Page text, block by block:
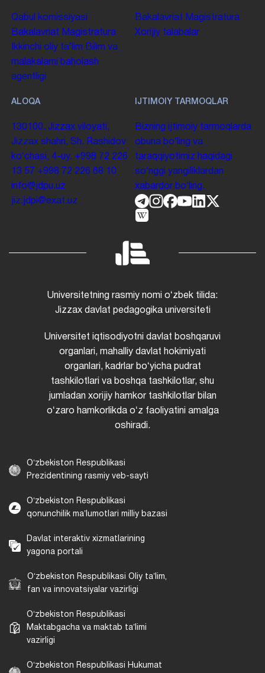
Qabul komissiyasi
Bakalavriat Magistratura
Ikkinchi oliy taʼlim Bilim va
malakalarni baholash
agentligi
Bakalavriat Magistratura
Xorijiy talabalar
ALOQA
130100. Jizzax viloyati,
Jizzax shahri, Sh. Rashidov
koʻchasi, 4-uy. +998 72 226
13 57 +998 72 226 68 10
info@jdpu.uz
jiz.jdpi@exat.uz
IJTIMOIY TARMOQLAR
Bizning ijtimoiy tarmoqlarda
obuna boʻling va
taraqqiyotimiz haqidagi
soʻnggi yangiliklardan
xabardor boʻling.
Universitetning rasmiy nomi oʻzbek tilida:
Jizzax davlat pedagogika universiteti
Universitet iqtisodiyotni davlat boshqaruvi
organlari, mahalliy davlat hokimiyati
organlari, kadrlar boʻyicha pudrat
tashkilotlari va boshqa tashkilotlar, shu
jumladan xorijiy hamkor tashkilotlar bilan
oʻzaro hamkorlikda oʻz faoliyatini amalga
oshiradi.
Oʻzbekiston Respublikasi
Prezidentining rasmiy veb-sayti
Oʻzbekiston Respublikasi
qonunchilik maʼlumotlari milliy bazasi
Davlat interaktiv xizmatlarining
yagona portali
Oʻzbekiston Respublikasi Oliy taʼlim,
fan va innovatsiyalar vazirligi
Oʻzbekiston Respublikasi
Maktabgacha va maktab taʼlimi
vazirligi
Oʻzbekiston Respublikasi Hukumat